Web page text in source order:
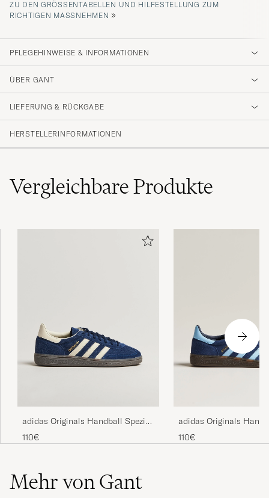
ZU DEN GRÖSSENTABELLEN UND HILFESTELLUNG ZUM R
ICHTIGEN MASSNEHMEN
»
PFLEGEHINWEISE & INFORMATIONEN
ÜBER GANT
LIEFERUNG & RÜCKGABE
HERSTELLERINFORMATIONEN
VergleichbareProdukte
adidas Originals Handball Spezial
Sneaker Navy/White
110€
adidas Originals
Sneaker Navy/Blue Sky
110€
Mehr von Gant